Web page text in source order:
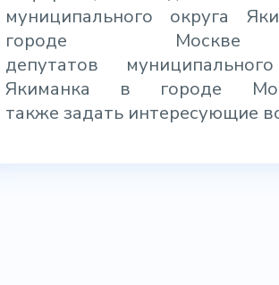
муниципального округа
городе
депутатов
Якиманка в городе
также задать интересующие